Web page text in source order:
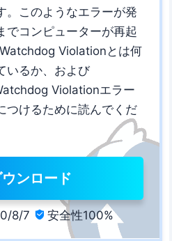
。このようなエラーが発
でコンピューターが再起
Violationとは何
いるか、および
Violationエラー
つけるために読んでくだ
ンロード
8/7  安全性100%